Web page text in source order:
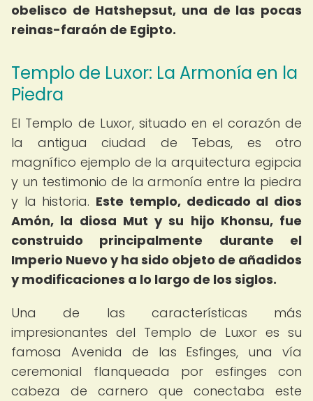
obelisco de Hatshepsut, una de las pocas
reinas-faraón de Egipto.
Templo de Luxor: La Armonía en la
Piedra
El Templo de Luxor, situado en el corazón de
la antigua ciudad de Tebas, es otro
magnífico ejemplo de la arquitectura egipcia
y un testimonio de la armonía entre la piedra
y la historia. Este templo, dedicado al dios
Amón, la diosa Mut y su hijo Khonsu, fue
construido principalmente durante el
Imperio Nuevo y ha sido objeto de añadidos
y modificaciones a lo largo de los siglos.
Una de las características más
impresionantes del Templo de Luxor es su
famosa Avenida de las Esfinges, una vía
ceremonial flanqueada por esfinges con
cabeza de carnero que conectaba este